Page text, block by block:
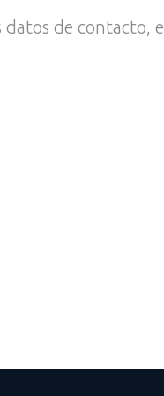
de contacto,